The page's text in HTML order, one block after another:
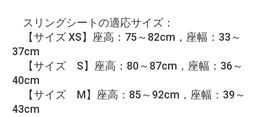
スリングシートの適応サイズ：
【サイズ XS】座高：75～82cm，座幅：33～
37cm
【サイズ S】座高：80～87cm，座幅：36～
40cm
【サイズ M】座高：85～92cm，座幅：39～
43cm